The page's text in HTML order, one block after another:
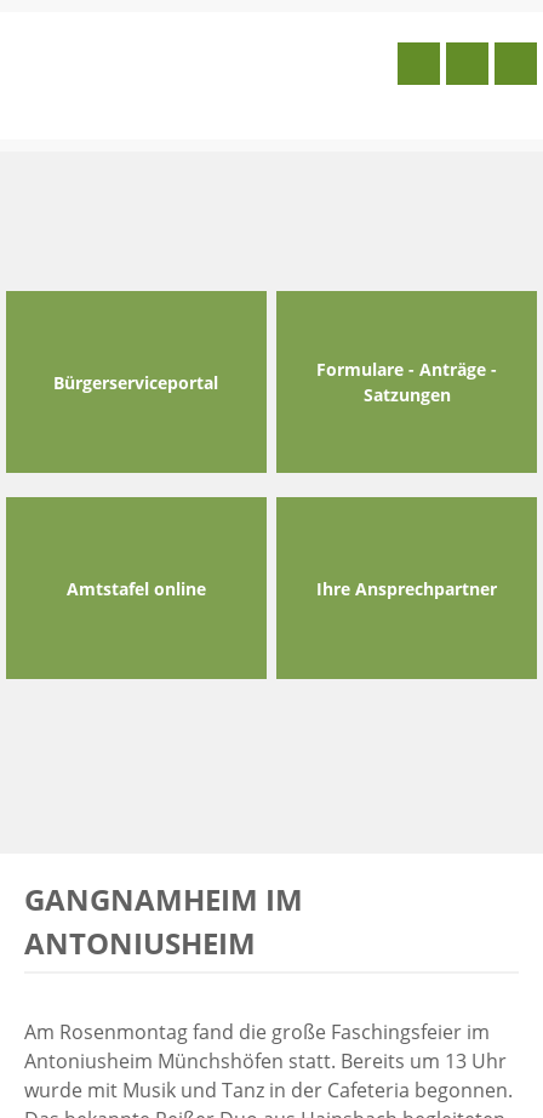
Bürgerserviceportal
Formulare - Anträge -
Satzungen
Amtstafel online Ihre Ansprechpartner
GANGNAMHEIM IM
ANTONIUSHEIM
Am Rosenmontag fand die große Faschingsfeier im
Antoniusheim Münchshöfen statt. Bereits um 13 Uhr
wurde mit Musik und Tanz in der Cafeteria begonnen.